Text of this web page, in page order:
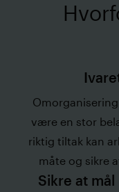
være en stor
riktig tiltak kan
måte og sikre
Sikre at